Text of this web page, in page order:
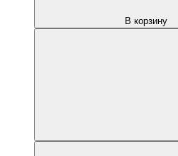
В корзину